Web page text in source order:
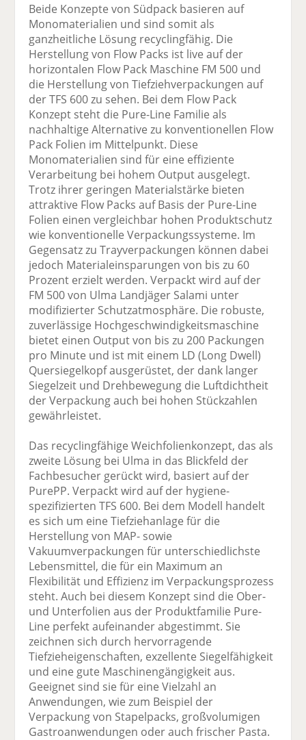
Beide Konzepte von Südpack basieren auf
Monomaterialien und sind somit als
ganzheitliche Lösung recyclingfähig. Die
Herstellung von Flow Packs ist live auf der
horizontalen Flow Pack Maschine FM 500 und
die Herstellung von Tiefziehverpackungen auf
der TFS 600 zu sehen. Bei dem Flow Pack
Konzept steht die Pure-Line Familie als
nachhaltige Alternative zu konventionellen Flow
Pack Folien im Mittelpunkt. Diese
Monomaterialien sind für eine effiziente
Verarbeitung bei hohem Output ausgelegt.
Trotz ihrer geringen Materialstärke bieten
attraktive Flow Packs auf Basis der Pure-Line
Folien einen vergleichbar hohen Produktschutz
wie konventionelle Verpackungssysteme. Im
Gegensatz zu Trayverpackungen können dabei
jedoch Materialeinsparungen von bis zu 60
Prozent erzielt werden. Verpackt wird auf der
FM 500 von Ulma Landjäger Salami unter
modifizierter Schutzatmosphäre. Die robuste,
zuverlässige Hochgeschwindigkeitsmaschine
bietet einen Output von bis zu 200 Packungen
pro Minute und ist mit einem LD (Long Dwell)
Quersiegelkopf ausgerüstet, der dank langer
Siegelzeit und Drehbewegung die Luftdichtheit
der Verpackung auch bei hohen Stückzahlen
gewährleistet.
Das recyclingfähige Weichfolienkonzept, das als
zweite Lösung bei Ulma in das Blickfeld der
Fachbesucher gerückt wird, basiert auf der
PurePP. Verpackt wird auf der hygiene-
spezifizierten TFS 600. Bei dem Modell handelt
es sich um eine Tiefziehanlage für die
Herstellung von MAP- sowie
Vakuumverpackungen für unterschiedlichste
Lebensmittel, die für ein Maximum an
Flexibilität und Effizienz im Verpackungsprozess
steht. Auch bei diesem Konzept sind die Ober-
und Unterfolien aus der Produktfamilie Pure-
Line perfekt aufeinander abgestimmt. Sie
zeichnen sich durch hervorragende
Tiefzieheigenschaften, exzellente Siegelfähigkeit
und eine gute Maschinengängigkeit aus.
Geeignet sind sie für eine Vielzahl an
Anwendungen, wie zum Beispiel der
Verpackung von Stapelpacks, großvolumigen
Gastroanwendungen oder auch frischer Pasta.